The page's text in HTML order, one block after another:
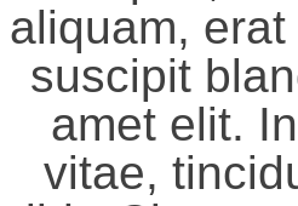
aliquam,
suscipit
amet elit.
vitae,